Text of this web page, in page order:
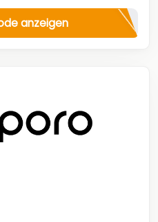
anzeigen